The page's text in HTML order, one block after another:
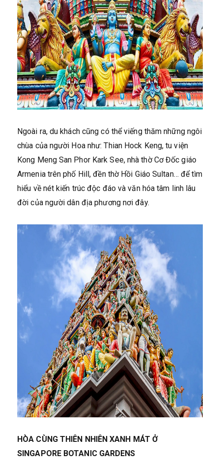
Ngoài ra, du khách cũng có thể viếng thăm những ngôi
chùa của người Hoa như: Thian Hock Keng, tu viện
Kong Meng San Phor Kark See, nhà thờ Cơ Đốc giáo
Armenia trên phố Hill, đền thờ Hồi Giáo Sultan… để tìm
hiểu về nét kiến trúc độc đáo và văn hóa tâm linh lâu
đời của người dân địa phương nơi đây.
HÒA CÙNG THIÊN NHIÊN XANH MÁT Ở
SINGAPORE BOTANIC GARDENS